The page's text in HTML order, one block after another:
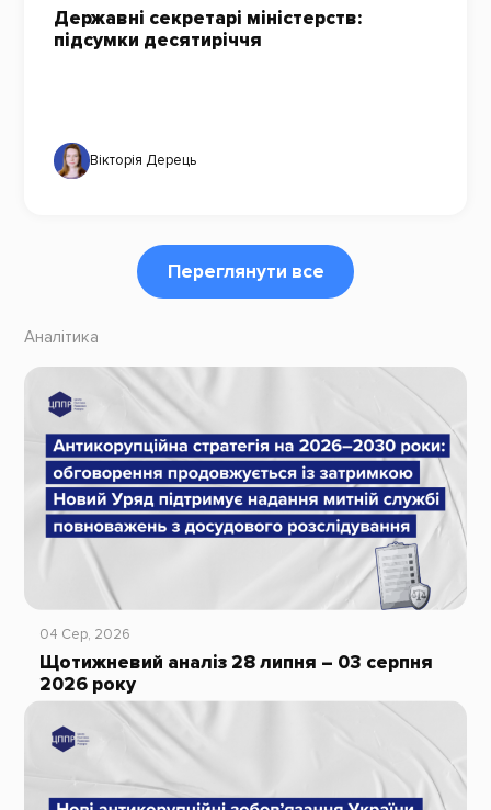
Державні секретарі міністерств:
підсумки десятиріччя
Вікторія Дерець
Переглянути все
Аналітика
04 Сер, 2026
Щотижневий аналіз 28 липня – 03 серпня
2026 року